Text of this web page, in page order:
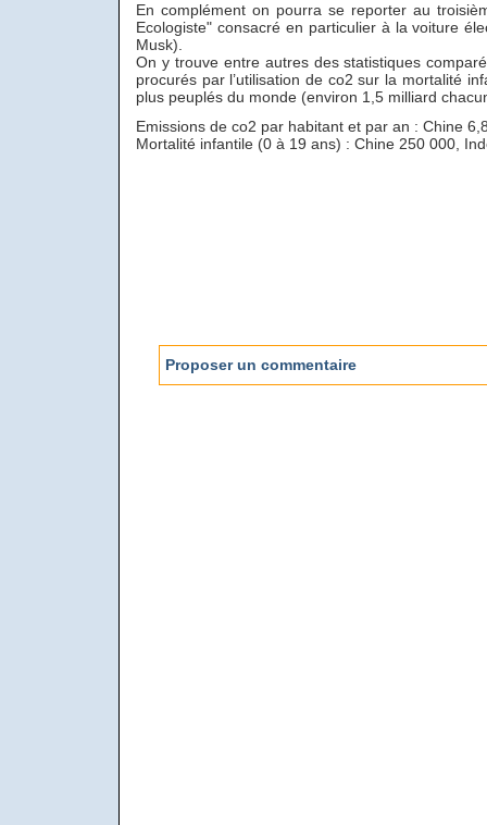
En complément on pourra se reporter au
Ecologiste" consacré en particulier à la voiture
Musk).
On y trouve entre autres des statistiques
procurés par l’utilisation de co2 sur la mortalité
plus peuplés du monde (environ 1,5 milliard
Emissions de co2 par habitant et par an : Chine
Mortalité infantile (0 à 19 ans) : Chine 250 000,
Proposer un commentaire